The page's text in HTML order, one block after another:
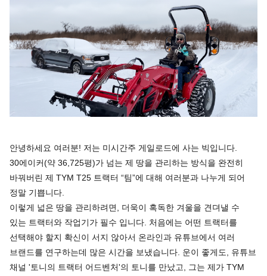
안녕하세요 여러분! 저는 미시간주 게일로드에 사는 빅입니다.
30에이커(약 36,725평)가 넘는 제 땅을 관리하는 방식을 완전히
바꿔버린 제 TYM T25 트랙터 “팀”에 대해 여러분과 나누게 되어
정말 기쁩니다.
이렇게 넓은 땅을 관리하려면, 더욱이 혹독한 겨울을 견뎌낼 수
있는 트랙터와 작업기가 필수 입니다. 처음에는 어떤 트랙터를
선택해야 할지 확신이 서지 않아서 온라인과 유튜브에서 여러
브랜드를 연구하는데 많은 시간을 보냈습니다. 운이 좋게도, 유튜브
채널 '토니의 트랙터 어드벤처'의 토니를 만났고, 그는 제가 TYM